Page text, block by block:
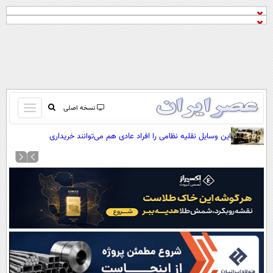
نسخه اصلی
باز
و
کردن
صفحه اول
آرشیو
نظرسنجی
آب و هوا
اوقات شرعی
سواد زندگی
این وسایل نقلیه نظامی را افراد عادی هم می‌توانند خریداری